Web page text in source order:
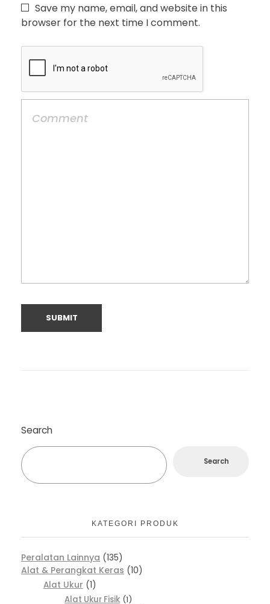
Save my name, email, and website in this
browser for the next time I comment.
Search
Search
KATEGORI PRODUK
Peralatan Lainnya 135
Alat & Perangkat Keras 10
Alat Ukur
1
Alat Ukur Fisik 1